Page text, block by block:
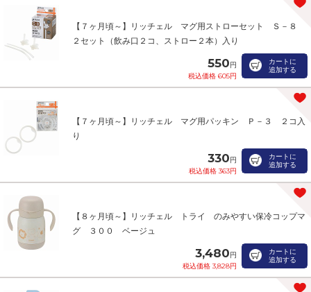
【７ヶ月頃～】リッチェル マグ用ストローセット Ｓ－８
２セット（飲み口２コ、ストロー２本）入り
550円
税込価格 605円
カートに
追加する
【７ヶ月頃～】リッチェル マグ用パッキン Ｐ－３ ２コ入
り
330円
税込価格 363円
カートに
追加する
【８ヶ月頃～】リッチェル トライ のみやすい保冷コップマ
グ ３００ ベージュ
3,480円
税込価格 3,828円
カートに
追加する